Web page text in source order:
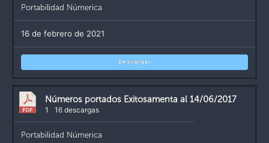
Portabilidad Númerica
16 de febrero de 2021
Descargar
Números portados Exitosamenta al 14/06/2017
1 16 descargas
Portabilidad Númerica